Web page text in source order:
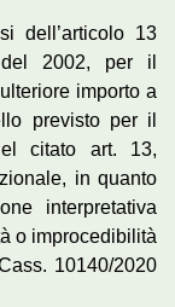
dell’articolo 13
2002, per il
importo a
previsto per il
citato art. 13,
in quanto
interpretativa
o improcedibilità
10140/2020